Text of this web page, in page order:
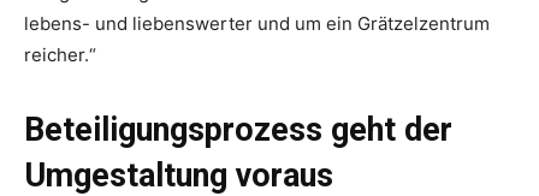
lebens- und liebenswerter und um ein Grätzelzentrum
reicher.“
Beteiligungsprozess geht der
Umgestaltung voraus